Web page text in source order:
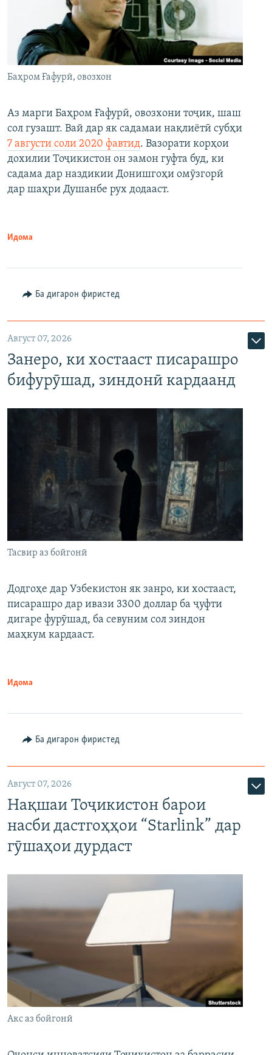
Баҳром Ғафурӣ, овозхон
Аз марги Баҳром Ғафурӣ, овозхони тоҷик, шаш
сол гузашт. Вай дар як садамаи нақлиётӣ субҳи
7 августи соли 2020 фавтид. Вазорати корҳои
дохилии Тоҷикистон он замон гуфта буд, ки
садама дар наздикии Донишгоҳи омӯзгорӣ
дар шаҳри Душанбе рух додааст.
Идома
Ба дигарон фиристед
Август 07, 2026
Занеро, ки хостааст писарашро
бифурӯшад, зиндонӣ кардаанд
Тасвир аз бойгонӣ
Додгоҳе дар Узбекистон як занро, ки хостааст,
писарашро дар ивази 3300 доллар ба ҷуфти
дигаре фурӯшад, ба севуним сол зиндон
маҳкум кардааст.
Идома
Ба дигарон фиристед
Август 07, 2026
Нақшаи Тоҷикистон барои
насби дастгоҳҳои “Starlink” дар
гӯшаҳои дурдаст
Акс аз бойгонӣ